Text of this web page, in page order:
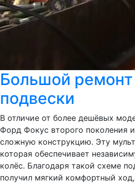
Большой ремонт
подвески
В отличие от более дешёвых
Форд Фокус второго поколения
сложную конструкцию. Эту
которая обеспечивает
колёс. Благодаря такой схеме
получил мягкий комфортный